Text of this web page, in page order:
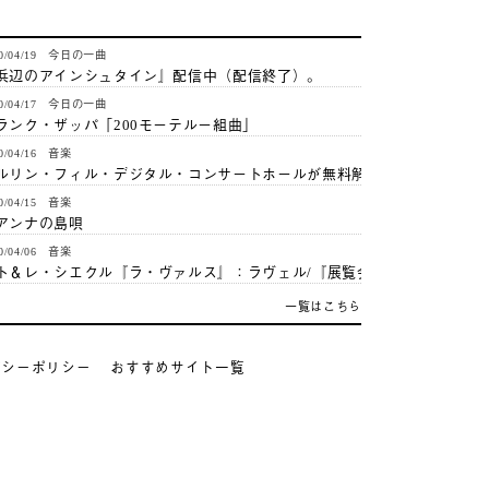
04/19 今日の一曲
辺のアインシュタイン』配信中（配信終了）。
04/17 今日の一曲
ンク・ザッパ「200モーテルー組曲」
04/16 音楽
リン・フィル・デジタル・コンサートホールが無料解…
04/15 音楽
ンナの島唄
04/06 音楽
＆レ・シエクル『ラ・ヴァルス』：ラヴェル/『展覧会…
一覧はこちら
ーポリシー おすすめサイト一覧